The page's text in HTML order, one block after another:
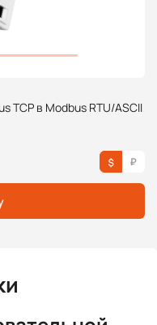
TCP в Modbus RTU/ASCII